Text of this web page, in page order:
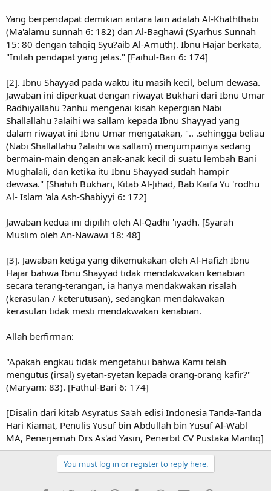
Yang berpendapat demikian antara lain adalah Al-Khaththabi
(Ma'alamu sunnah 6: 182) dan Al-Baghawi (Syarhus Sunnah
15: 80 dengan tahqiq Syu?aib Al-Arnuth). Ibnu Hajar berkata,
"Inilah pendapat yang jelas." [Faihul-Bari 6: 174]
[2]. Ibnu Shayyad pada waktu itu masih kecil, belum dewasa.
Jawaban ini diperkuat dengan riwayat Bukhari dari Ibnu Umar
Radhiyallahu ?anhu mengenai kisah kepergian Nabi
Shallallahu ?alaihi wa sallam kepada Ibnu Shayyad yang
dalam riwayat ini Ibnu Umar mengatakan, ".. .sehingga beliau
(Nabi Shallallahu ?alaihi wa sallam) menjumpainya sedang
bermain-main dengan anak-anak kecil di suatu lembah Bani
Mughalali, dan ketika itu Ibnu Shayyad sudah hampir
dewasa." [Shahih Bukhari, Kitab Al-Jihad, Bab Kaifa Yu 'rodhu
Al- Islam 'ala Ash-Shabiyyi 6: 172]
Jawaban kedua ini dipilih oleh Al-Qadhi 'iyadh. [Syarah
Muslim oleh An-Nawawi 18: 48]
[3]. Jawaban ketiga yang dikemukakan oleh Al-Hafizh Ibnu
Hajar bahwa Ibnu Shayyad tidak mendakwakan kenabian
secara terang-terangan, ia hanya mendakwakan risalah
(kerasulan / keterutusan), sedangkan mendakwakan
kerasulan tidak mesti mendakwakan kenabian.
Allah berfirman:
"Apakah engkau tidak mengetahui bahwa Kami telah
mengutus (irsal) syetan-syetan kepada orang-orang kafir?"
(Maryam: 83). [Fathul-Bari 6: 174]
[Disalin dari kitab Asyratus Sa'ah edisi Indonesia Tanda-Tanda
Hari Kiamat, Penulis Yusuf bin Abdullah bin Yusuf Al-Wabl
MA, Penerjemah Drs As'ad Yasin, Penerbit CV Pustaka Mantiq]
You must log in or register to reply here.